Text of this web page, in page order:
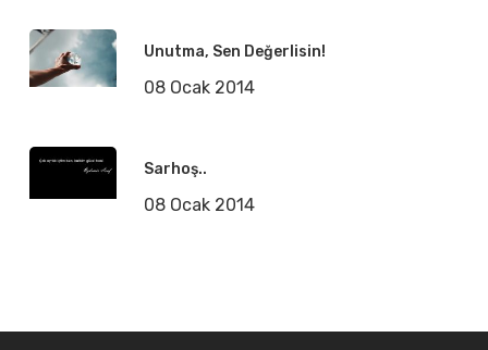
Unutma, Sen Değerlisin!
08 Ocak 2014
Sarhoş..
08 Ocak 2014